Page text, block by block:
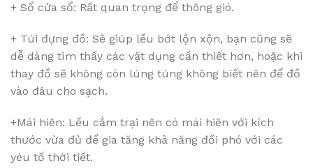
+ Sổ cửa sổ: Rất quan trọng để thông gió.
+ Túi đựng đồ: Sẽ giúp lều bớt lộn xộn, bạn cũng sẽ
dễ dàng tìm thấy các vật dụng cần thiết hơn, hoặc khi
thay đồ sẽ không còn lúng túng không biết nên để đồ
vào đâu cho sạch.
+Mái hiên: Lều cắm trại nên có mái hiên với kích
thước vừa đủ để gia tăng khả năng đối phó với các
yéu tố thời tiết.